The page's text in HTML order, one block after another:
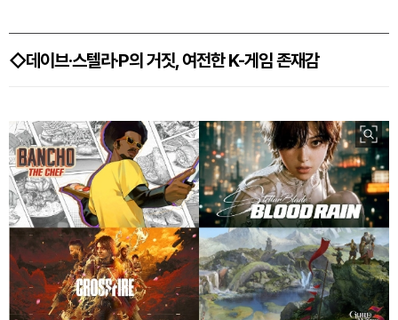
◇데이브·스텔라·P의 거짓, 여전한 K-게임 존재감